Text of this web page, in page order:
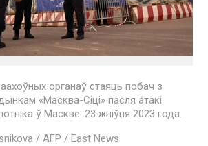
органаў стаяць побач з
«Масква-Сіці» пасля атакі
ў Маскве. 23 жніўня 2023 года.
/ AFP / East News